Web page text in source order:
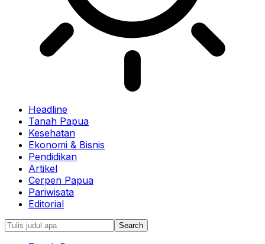
Headline
Tanah Papua
Kesehatan
Ekonomi & Bisnis
Pendidikan
Artikel
Cerpen Papua
Pariwisata
Editorial